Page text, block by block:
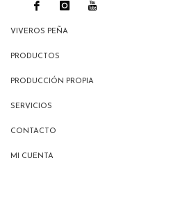
VIVEROS PEÑA
PRODUCTOS
PRODUCCIÓN PROPIA
SERVICIOS
CONTACTO
MI CUENTA